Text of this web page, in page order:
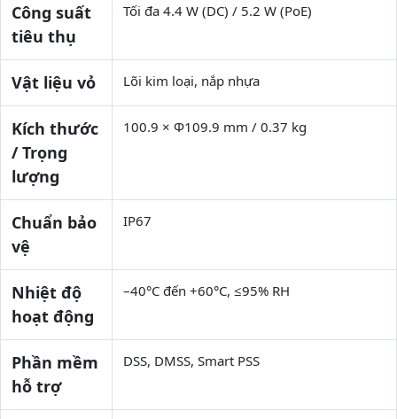
Công suất
tiêu thụ
Tối đa 4.4 W (DC) / 5.2 W (PoE)
Vật liệu vỏ Lõi kim loại, nắp nhựa
Kích thước
/ Trọng
lượng
100.9 × Φ109.9 mm / 0.37 kg
Chuẩn bảo
vệ
IP67
Nhiệt độ
hoạt động
–40°C đến +60°C, ≤95% RH
Phần mềm
hỗ trợ
DSS, DMSS, Smart PSS